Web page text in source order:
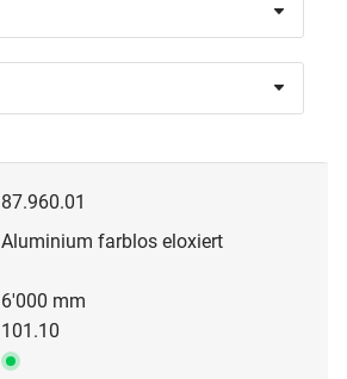
87.960.01
Aluminium farblos eloxiert
6'000 mm
101.10